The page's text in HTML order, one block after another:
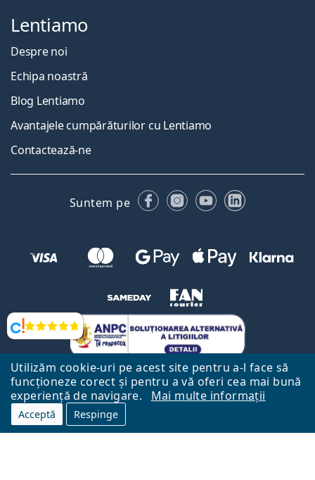
Utilizăm cookie-uri pe acest site pentru a-l face să
funcționeze corect și pentru a vă oferi cea mai bună
experiență de navigare.
Mai multe informații
Acceptă Respinge
Opinii
Lentiamo
Despre noi
Echipa noastră
Blog Lentiamo
Avantajele cumpărăturilor cu Lentiamo
Contactează-ne
Suntem pe FacebookInstagram
YouTubeLinkedIn
Către Pagina Principală
Mai sus